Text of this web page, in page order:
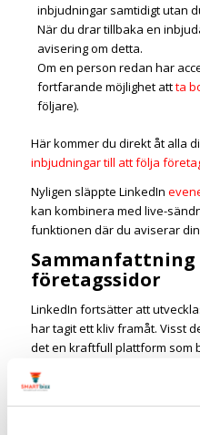
inbjudningar samtidigt utan
När du drar tillbaka en
avisering om detta.
Om en person redan har
fortfarande möjlighet attta
följare).
Här kommer du direkt åt alla
inbjudningar till att följa
Nyligen släppte LinkedIn
kan kombinera med live-
funktionen där du aviserar
företagssidor
LinkedIn fortsätter att
har tagit ett kliv framåt. Visst
det en kraftfull plattform som
Att se vilka som följer
evenemang, live-sändning och